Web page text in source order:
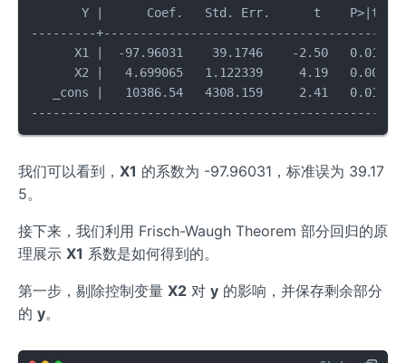
Y |      Coef.   Std. Err.      t    P>|t|
---------
X1 |  -97.96031    39.1746    -2.50   0.015
X2 |   4.699065   1.122339     4.19   0.000
_cons |   10386.54   4308.159     2.41   0.019
我们可以看到， X1 的系数为 -97.96031，标准误为 39.17
5。
接下来，我们利用 Frisch-Waugh Theorem 部分回归的原
理展示 X1 系数是如何得到的。
第一步，剔除控制变量 X2 对 y 的影响，并保存剩余部分
的 y。